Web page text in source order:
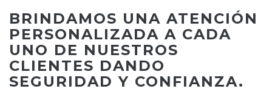
BRINDAMOS UNA ATENCIÓN
PERSONALIZADA A CADA
UNO DE NUESTROS
CLIENTES DANDO
SEGURIDAD Y CONFIANZA.